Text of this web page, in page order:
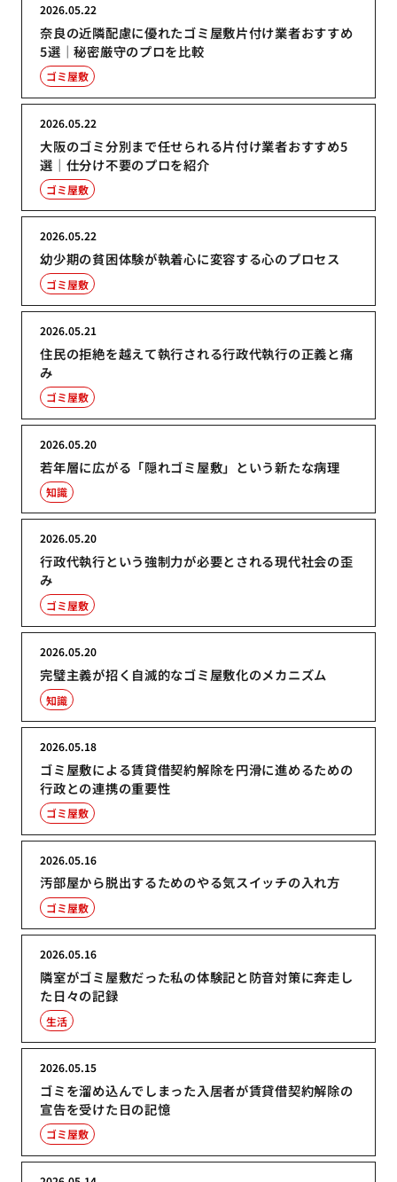
奈良の近隣配慮に優れたゴミ屋敷片付け業者おすすめ
5選｜秘密厳守のプロを比較
2026.05.22
ゴミ屋敷
大阪のゴミ分別まで任せられる片付け業者おすすめ5
選｜仕分け不要のプロを紹介
2026.05.22
ゴミ屋敷
幼少期の貧困体験が執着心に変容する心のプロセス
2026.05.22
ゴミ屋敷
住民の拒絶を越えて執行される行政代執行の正義と痛
み
2026.05.21
ゴミ屋敷
若年層に広がる「隠れゴミ屋敷」という新たな病理
2026.05.20
知識
行政代執行という強制力が必要とされる現代社会の歪
み
2026.05.20
ゴミ屋敷
完璧主義が招く自滅的なゴミ屋敷化のメカニズム
2026.05.20
知識
ゴミ屋敷による賃貸借契約解除を円滑に進めるための
行政との連携の重要性
2026.05.18
ゴミ屋敷
汚部屋から脱出するためのやる気スイッチの入れ方
2026.05.16
ゴミ屋敷
隣室がゴミ屋敷だった私の体験記と防音対策に奔走し
た日々の記録
2026.05.16
生活
ゴミを溜め込んでしまった入居者が賃貸借契約解除の
宣告を受けた日の記憶
2026.05.15
ゴミ屋敷